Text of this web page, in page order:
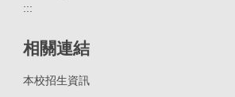
:::
相關連結
本校招生資訊